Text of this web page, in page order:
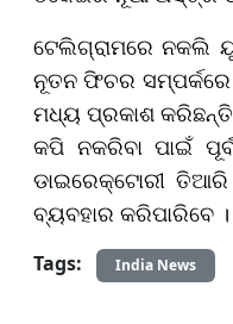
ଟେଲିଗ୍ରାମରେ ନକଲି
ନୂତନ ଫିଚର
ମଧ୍ୟ ପ୍ରକାଶ
କପି ନକରିବା ପାଇଁ
ଡାଇରେକ୍ଟୋରୀ ତିଆରି
ବ୍ୟବହାର କରିପାରିବେ ।
Tags: India News